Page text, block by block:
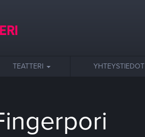
TEATTERI YHTEYSTIEDOT